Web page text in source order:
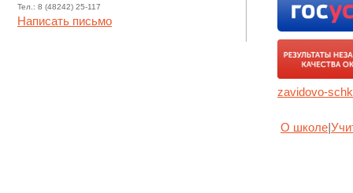
Тел.: 8 (48242) 25-117
Написать письмо
zavidovo-
О школе|